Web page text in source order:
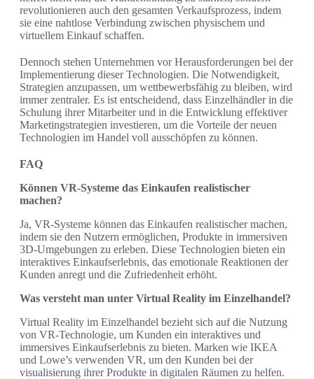
revolutionieren auch den gesamten Verkaufsprozess, indem
sie eine nahtlose Verbindung zwischen physischem und
virtuellem Einkauf schaffen.
Dennoch stehen Unternehmen vor Herausforderungen bei der
Implementierung dieser Technologien. Die Notwendigkeit,
Strategien anzupassen, um wettbewerbsfähig zu bleiben, wird
immer zentraler. Es ist entscheidend, dass Einzelhändler in die
Schulung ihrer Mitarbeiter und in die Entwicklung effektiver
Marketingstrategien investieren, um die Vorteile der neuen
Technologien im Handel voll ausschöpfen zu können.
FAQ
Können VR-Systeme das Einkaufen realistischer
machen?
Ja, VR-Systeme können das Einkaufen realistischer machen,
indem sie den Nutzern ermöglichen, Produkte in immersiven
3D-Umgebungen zu erleben. Diese Technologien bieten ein
interaktives Einkaufserlebnis, das emotionale Reaktionen der
Kunden anregt und die Zufriedenheit erhöht.
Was versteht man unter Virtual Reality im Einzelhandel?
Virtual Reality im Einzelhandel bezieht sich auf die Nutzung
von VR-Technologie, um Kunden ein interaktives und
immersives Einkaufserlebnis zu bieten. Marken wie IKEA
und Lowe’s verwenden VR, um den Kunden bei der
visualisierung ihrer Produkte in digitalen Räumen zu helfen.